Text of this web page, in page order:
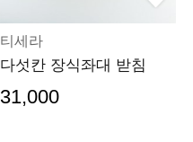
티세라
다섯칸 장식좌대 받침
31,000